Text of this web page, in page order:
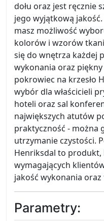
dołu oraz jest ręcznie
jego wyjątkową
masz możliwość
kolorów i wzorów
się do wnętrza każdej
wykonania oraz
pokrowiec na krzesło
wybór dla właścicieli
hoteli oraz sal
największych atutów
praktyczność - można
utrzymanie czystości.
Henriksdal to
wymagających
jakość wykonania
Parametry: